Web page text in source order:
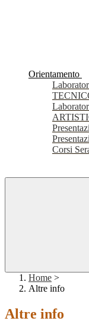
Orientamento
Corsi
Home >
Altre info
Altre info